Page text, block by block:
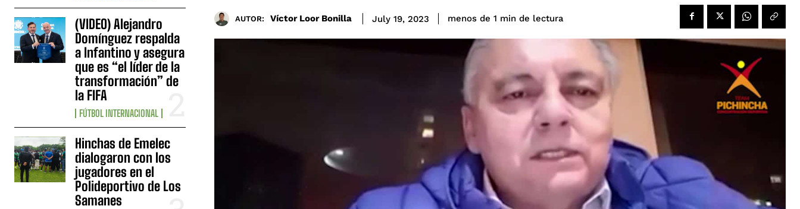
(VIDEO) Alejandro
Domínguez respalda
a Infantino y asegura
que es “el líder de la
transformación” de
la FIFA
FÚTBOL INTERNACIONAL
Hinchas de Emelec
dialogaron con los
jugadores en el
Polideportivo de Los
Samanes
AUTOR: Víctor Loor Bonilla July 19, 2023 menos de 1 min de lectura